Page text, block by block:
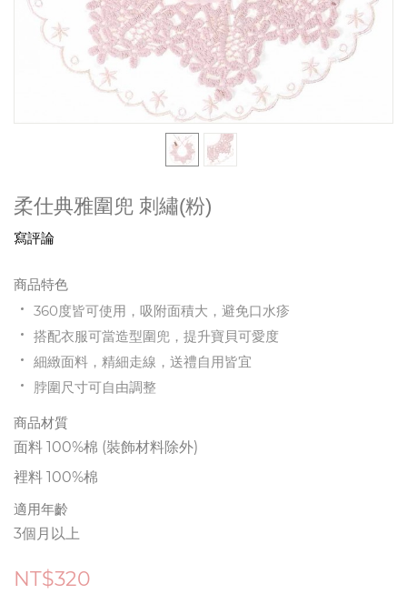
柔仕典雅圍兜 刺繡(粉)
寫評論
商品特色
360度皆可使用，吸附面積大，避免口水疹
搭配衣服可當造型圍兜，提升寶貝可愛度
細緻面料，精細走線，送禮自用皆宜
脖圍尺寸可自由調整
商品材質
面料 100%棉 (裝飾材料除外)
裡料 100%棉
適用年齡
3個月以上
NT$320